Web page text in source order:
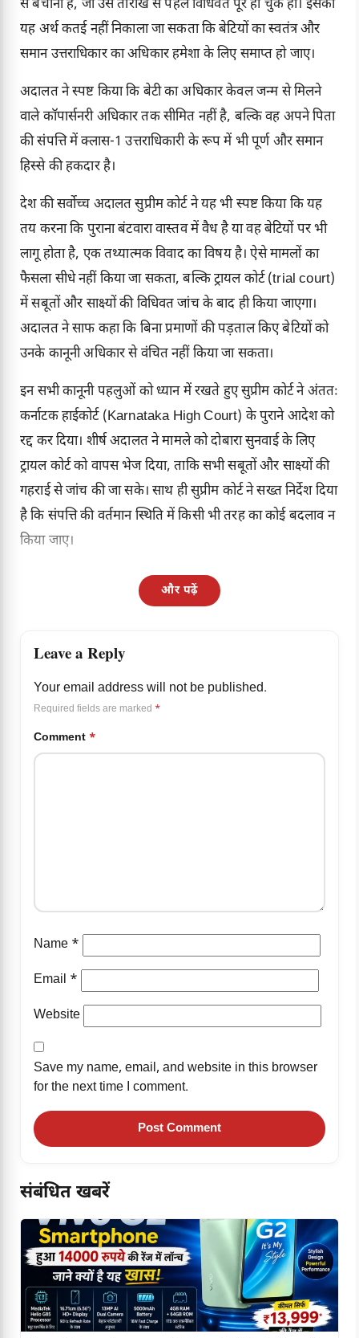
से बचाना है, जो उस तारीख से पहले विधिवत पूरे हो चुके हों। इसका
यह अर्थ कतई नहीं निकाला जा सकता कि बेटियों का स्वतंत्र और
समान उत्तराधिकार का अधिकार हमेशा के लिए समाप्त हो जाए।
अदालत ने स्पष्ट किया कि बेटी का अधिकार केवल जन्म से मिलने
वाले कॉपार्सनरी अधिकार तक सीमित नहीं है, बल्कि वह अपने पिता
की संपत्ति में क्लास-1 उत्तराधिकारी के रूप में भी पूर्ण और समान
हिस्से की हकदार है।
देश की सर्वोच्च अदालत सुप्रीम कोर्ट ने यह भी स्पष्ट किया कि यह
तय करना कि पुराना बंटवारा वास्तव में वैध है या वह बेटियों पर भी
लागू होता है, एक तथ्यात्मक विवाद का विषय है। ऐसे मामलों का
फैसला सीधे नहीं किया जा सकता, बल्कि ट्रायल कोर्ट (trial court)
में सबूतों और साक्ष्यों की विधिवत जांच के बाद ही किया जाएगा।
अदालत ने साफ कहा कि बिना प्रमाणों की पड़ताल किए बेटियों को
उनके कानूनी अधिकार से वंचित नहीं किया जा सकता।
इन सभी कानूनी पहलुओं को ध्यान में रखते हुए सुप्रीम कोर्ट ने अंततः
कर्नाटक हाईकोर्ट (Karnataka High Court) के पुराने आदेश को
रद्द कर दिया। शीर्ष अदालत ने मामले को दोबारा सुनवाई के लिए
ट्रायल कोर्ट को वापस भेज दिया, ताकि सभी सबूतों और साक्ष्यों की
गहराई से जांच की जा सके। साथ ही सुप्रीम कोर्ट ने सख्त निर्देश दिया
है कि संपत्ति की वर्तमान स्थिति में किसी भी तरह का कोई बदलाव न
किया जाए।
और पढ़ें
Leave a Reply
Your email address will not be published.
Required fields are marked *
Comment *
Name *
Email *
Website
Save my name, email, and website in this browser
for the next time I comment.
संबंधित खबरें